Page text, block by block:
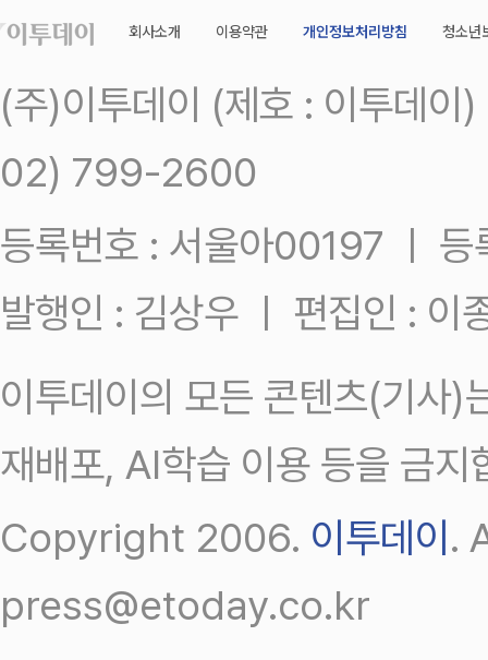
회사소개 이용약관 개인정보처리방침 청소년
(주)이투데이 (제호 : 이투데
02) 799-2600
등록번호 : 서울아00197 ㅣ
발행인 : 김상우 ㅣ 편집인 : 이
이투데이의 모든 콘텐츠(기사)
재배포, AI학습 이용 등을 금지
Copyright 2006. 이투데이 .
press@etoday.co.kr